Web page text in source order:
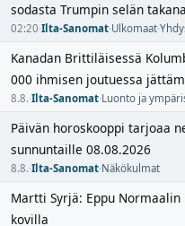
sodasta Trumpin selän takana
02:20·Ilta-Sanomat·Ulkomaat·
Kanadan Brittiläisessä
000 ihmisen joutuessa
8.8.·Ilta-Sanomat·Luonto ja
Päivän horoskooppi tarjoaa
sunnuntaille 08.08.2026
8.8.·Ilta-Sanomat·Näkökulmat
Martti Syrjä: Eppu
kovilla